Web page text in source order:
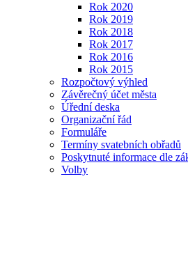
Rok 2020
Rok 2019
Rok 2018
Rok 2017
Rok 2016
Rok 2015
Rozpočtový výhled
Závěrečný účet města
Úřední deska
Organizační řád
Formuláře
Termíny svatebních obřadů
Poskytnuté informace dle
Volby